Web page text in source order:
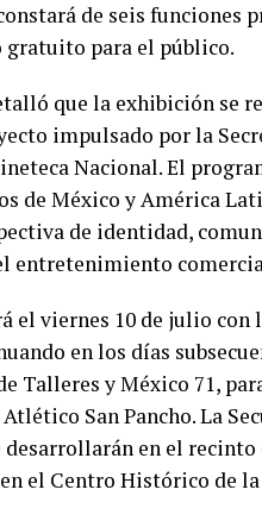
de seis funciones
gratuito para el público.
que la exhibición se
impulsado por la
Nacional. El
de México y América
de identidad,
entretenimiento
el viernes 10 de julio con
en los días
Talleres y México 71,
San Pancho. La
desarrollarán en el
el Centro Histórico de